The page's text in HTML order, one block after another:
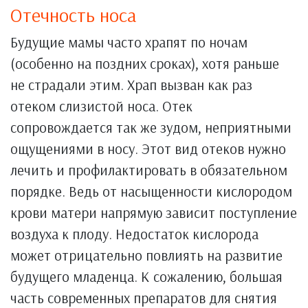
Отечность носа
Будущие мамы часто храпят по ночам
(особенно на поздних сроках), хотя раньше
не страдали этим. Храп вызван как раз
отеком слизистой носа. Отек
сопровождается так же зудом, неприятными
ощущениями в носу. Этот вид отеков нужно
лечить и профилактировать в обязательном
порядке. Ведь от насыщенности кислородом
крови матери напрямую зависит поступление
воздуха к плоду. Недостаток кислорода
может отрицательно повлиять на развитие
будущего младенца. К сожалению, большая
часть современных препаратов для снятия